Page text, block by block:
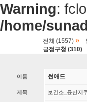
Warning:
/home/
전체 (1557) »
금정구청 (310)
이름 썬애드
제목 보건소_윤산지